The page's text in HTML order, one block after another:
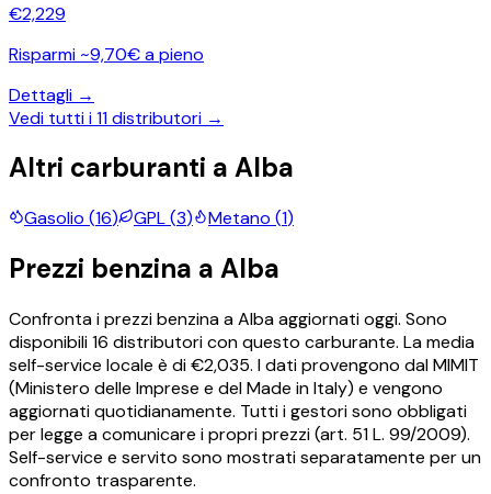
€2,229
Risparmi ~9,70€ a pieno
Dettagli →
Vedi tutti i11distributori →
Altri carburanti a Alba
Gasolio (16) GPL(3) Metano (1)
Prezzi benzina a Alba
Confronta i prezzibenzinaaAlbaaggiornati oggi. Sono
disponibili16 distributori con questo carburante. La media
self-service locale è di €2,035. I dati provengono dal MIMIT
(Ministero delle Imprese e del Made in Italy) e vengono
aggiornati quotidianamente. Tutti i gestori sono obbligati
per legge a comunicare i propri prezzi (art. 51 L. 99/2009).
Self-service e servito sono mostrati separatamente per un
confronto trasparente.